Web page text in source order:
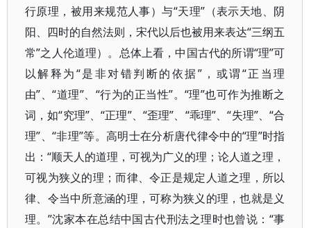
行原理，被用来规范人事）与“天理”（表示天地、阴
阳、四时的自然法则，宋代以后也被用来表达“三纲五
常”之人伦道理）。总体上看，中国古代的所谓“理”可
以解释为“是非对错判断的依据”，或谓“正当理
由”、“道理”、“行为的正当性”。“理”也可作为推断之
词，如“究理”、“正理”、“歪理”、“乖理”、“失理”、“合
理”、“非理”等。高明士在分析唐代律令中的“理”时指
出：“顺天人的道理，可视为广义的理；论人道之理，
可视为狭义的理；而律、令正是规定人道之理，所以
律、令当中所意涵的理，可称为狭义的理，也就是义
理。”沈家本在总结中国古代刑法之理时也曾说：“事